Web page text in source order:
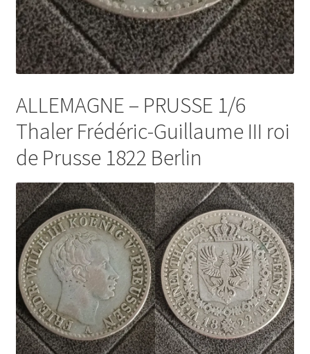
ALLEMAGNE – PRUSSE 1/6
Thaler Frédéric-Guillaume III roi
de Prusse 1822 Berlin